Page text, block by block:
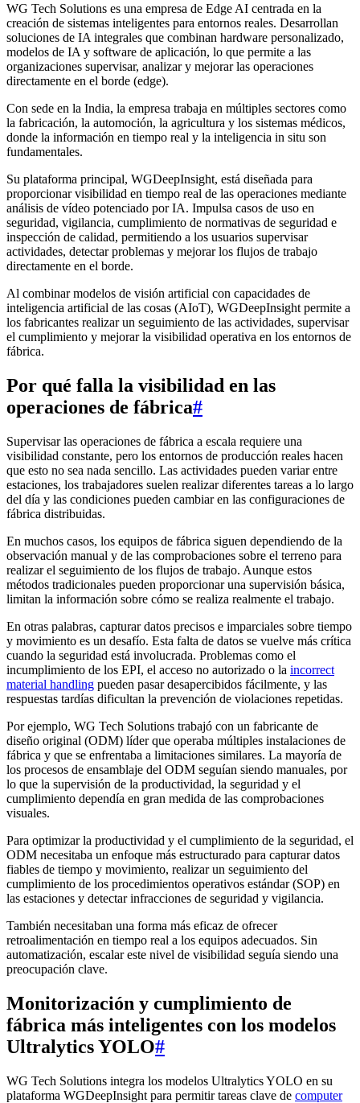
WG Tech Solutions es una empresa de Edge AI centrada en la
creación de sistemas inteligentes para entornos reales. Desarrollan
soluciones de IA integrales que combinan hardware personalizado,
modelos de IA y software de aplicación, lo que permite a las
organizaciones supervisar, analizar y mejorar las operaciones
directamente en el borde (edge).
Con sede en la India, la empresa trabaja en múltiples sectores como
la fabricación, la automoción, la agricultura y los sistemas médicos,
donde la información en tiempo real y la inteligencia in situ son
fundamentales.
Su plataforma principal, WGDeepInsight, está diseñada para
proporcionar visibilidad en tiempo real de las operaciones mediante
análisis de vídeo potenciado por IA. Impulsa casos de uso en
seguridad, vigilancia, cumplimiento de normativas de seguridad e
inspección de calidad, permitiendo a los usuarios supervisar
actividades, detectar problemas y mejorar los flujos de trabajo
directamente en el borde.
Al combinar modelos de visión artificial con capacidades de
inteligencia artificial de las cosas (AIoT), WGDeepInsight permite a
los fabricantes realizar un seguimiento de las actividades, supervisar
el cumplimiento y mejorar la visibilidad operativa en los entornos de
fábrica.
Por qué falla la visibilidad en las
operaciones de fábrica#
Supervisar las operaciones de fábrica a escala requiere una
visibilidad constante, pero los entornos de producción reales hacen
que esto no sea nada sencillo. Las actividades pueden variar entre
estaciones, los trabajadores suelen realizar diferentes tareas a lo largo
del día y las condiciones pueden cambiar en las configuraciones de
fábrica distribuidas.
En muchos casos, los equipos de fábrica siguen dependiendo de la
observación manual y de las comprobaciones sobre el terreno para
realizar el seguimiento de los flujos de trabajo. Aunque estos
métodos tradicionales pueden proporcionar una supervisión básica,
limitan la información sobre cómo se realiza realmente el trabajo.
En otras palabras, capturar datos precisos e imparciales sobre tiempo
y movimiento es un desafío. Esta falta de datos se vuelve más crítica
cuando la seguridad está involucrada. Problemas como el
incumplimiento de los EPI, el acceso no autorizado o la incorrect
material handling pueden pasar desapercibidos fácilmente, y las
respuestas tardías dificultan la prevención de violaciones repetidas.
Por ejemplo, WG Tech Solutions trabajó con un fabricante de
diseño original (ODM) líder que operaba múltiples instalaciones de
fábrica y que se enfrentaba a limitaciones similares. La mayoría de
los procesos de ensamblaje del ODM seguían siendo manuales, por
lo que la supervisión de la productividad, la seguridad y el
cumplimiento dependía en gran medida de las comprobaciones
visuales.
Para optimizar la productividad y el cumplimiento de la seguridad, el
ODM necesitaba un enfoque más estructurado para capturar datos
fiables de tiempo y movimiento, realizar un seguimiento del
cumplimiento de los procedimientos operativos estándar (SOP) en
las estaciones y detectar infracciones de seguridad y vigilancia.
También necesitaban una forma más eficaz de ofrecer
retroalimentación en tiempo real a los equipos adecuados. Sin
automatización, escalar este nivel de visibilidad seguía siendo una
preocupación clave.
Monitorización y cumplimiento de
fábrica más inteligentes con los modelos
Ultralytics YOLO#
WG Tech Solutions integra los modelos Ultralytics YOLO en su
plataforma WGDeepInsight para permitir tareas clave de computer